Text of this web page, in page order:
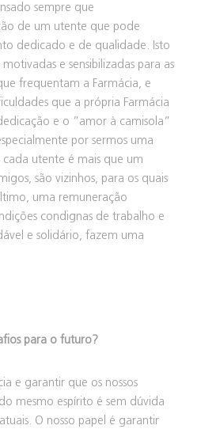
sempre que
de um utente que pode
dedicado e de qualidade. Isto
e sensibilizadas para as
frequentam a Farmácia, e
que a própria Farmácia
e o ”amor à camisola”
por sermos uma
utente é mais que um
são vizinhos, para os quais
uma remuneração
condignas de trabalho e
e solidário, fazem uma
para o futuro?
e garantir que os nossos
mesmo espírito é sem dúvida
O nosso papel é garantir